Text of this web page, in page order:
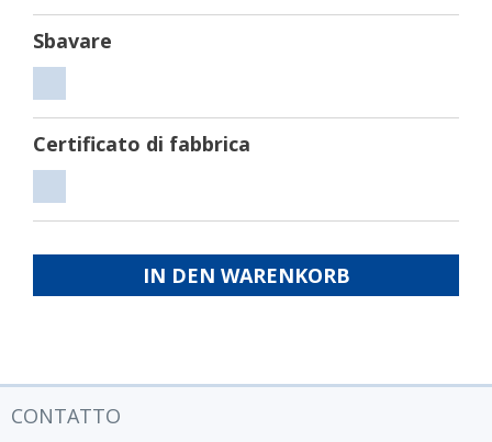
Sbavare
Certificato di fabbrica
di
fabbrica
IN DEN WARENKORB
CONTATTO